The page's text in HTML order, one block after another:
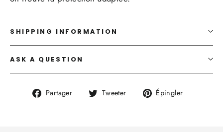
SHIPPING INFORMATION
ASK A QUESTION
Partager
PartagerTweeter
TweeterÉpingler